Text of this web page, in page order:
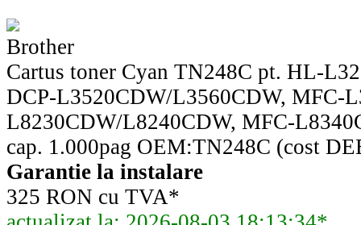
Brother
Cartus toner Cyan TN248C pt. HL-
DCP-L3520CDW/L3560CDW, MFC-
L8230CDW/L8240CDW, MFC-
cap. 1.000pag OEM:TN248C (cost
Garantie la instalare
325 RON cu TVA*